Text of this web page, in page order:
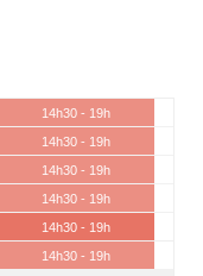
14h30 - 19h
14h30 - 19h
14h30 - 19h
14h30 - 19h
14h30 - 19h
14h30 - 19h